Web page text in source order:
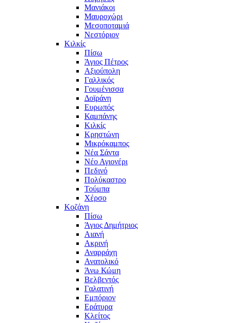
Μανιάκοι
Μαυροχώρι
Μεσοποταμιά
Νεστόριον
Κιλκίς
Πίσω
Άγιος Πέτρος
Αξιούπολη
Γαλλικός
Γουμένισσα
Δοϊράνη
Ευρωπός
Καμπάνης
Κιλκίς
Κρηστώνη
Μικρόκαμπος
Νέα Σάντα
Νέο Αγιονέρι
Πεδινό
Πολύκαστρο
Τούμπα
Χέρσο
Κοζάνη
Πίσω
Άγιος Δημήτριος
Αιανή
Ακρινή
Αναρράχη
Ανατολικό
Άνω Κώμη
Βελβεντός
Γαλατινή
Εμπόριον
Εράτυρα
Κλείτος